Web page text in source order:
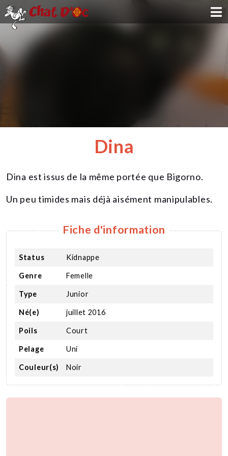
NOUS SOUTENIR
CONTACT
Dina
Dina est issus de la même portée que Bigorno.
Un peu timides mais déjà aisément manipulables.
Fiche d'information
Status Kidnappe
Genre Femelle
Type Junior
Né(e) juillet 2016
Poils Court
Pelage Uni
Couleur(s) Noir